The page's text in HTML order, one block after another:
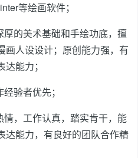
等绘画软件；
的美术基础和手绘功底，擅
画人设设计；原创能力强，有
能力；
验者优先；
，工作认真，踏实肯干，能
达能力，有良好的团队合作精